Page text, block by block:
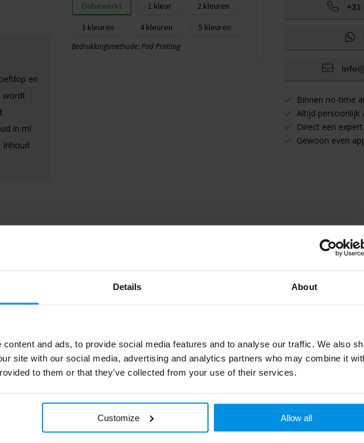
Details About
and ads, to provide social media features and to analyse our traffic. We also
site with our social media, advertising and analytics partners who may combine it
to them or that they’ve collected from your use of their services.
Customize Allow all
en
wordt
in ml
Inhoud
Onbewerkt 1
2
3
4 5
Bedrukkingsmethode: Pad Printing
+31
Binnen no-time
Altijd persoonlijk
Direct een
Gewoon even
261733-005999999